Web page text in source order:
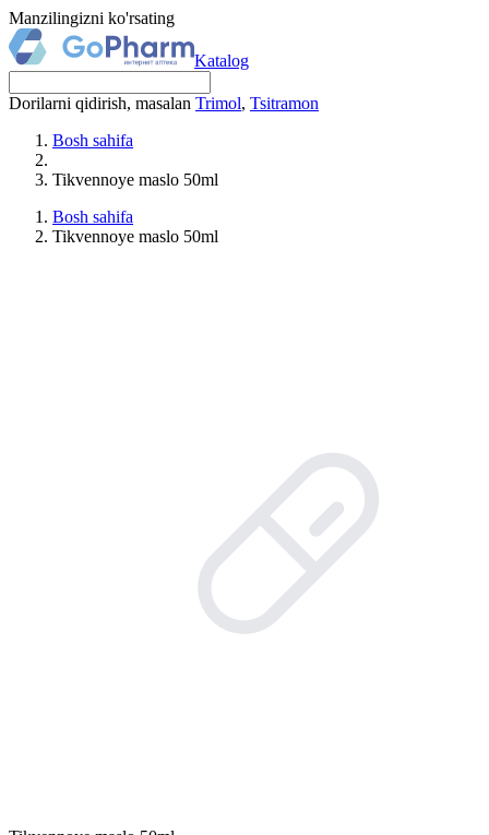
Manzilingizni ko'rsating
Katalog
Dorilarni qidirish, masalan Trimol, Tsitramon
Bosh sahifa
Tikvennoye maslo 50ml
Bosh sahifa
Tikvennoye maslo 50ml